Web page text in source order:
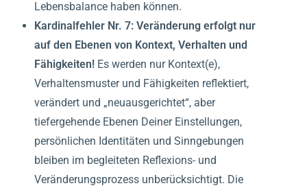
Lebensbalance haben können.
Kardinalfehler Nr. 7: Veränderung erfolgt nur
auf den Ebenen von Kontext, Verhalten und
Fähigkeiten! Es werden nur Kontext(e),
Verhaltensmuster und Fähigkeiten reflektiert,
verändert und „neuausgerichtet“, aber
tiefergehende Ebenen Deiner Einstellungen,
persönlichen Identitäten und Sinngebungen
bleiben im begleiteten Reflexions- und
Veränderungsprozess unberücksichtigt. Die